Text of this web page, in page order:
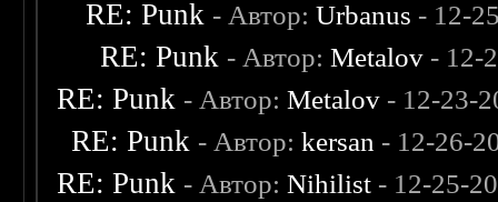
RE: Punk - Автор:Urbanus - 12-
RE: Punk - Автор:Metalov - 12-
RE: Punk - Автор:Metalov - 12-23-
RE: Punk - Автор:kersan - 12-26-
RE: Punk - Автор:Nihilist - 12-25-